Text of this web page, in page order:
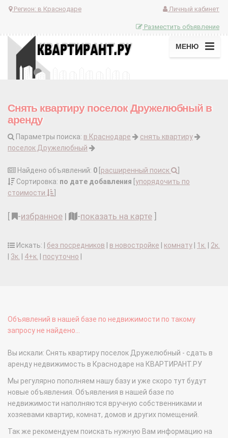
Регион: в Краснодаре Личный кабинет
Разместить объявление
МЕНЮ
Снять квартиру поселок Дружелюбный в
аренду
Параметры поиска: в Краснодаре
снять квартиру
поселок Дружелюбный
Найдено объявлений: 0 расширенный поиск
Сортировка: по дате добавления упорядочить по
стоимости
-избранное | -показать на карте
Искать: | без посредников в новостройке комнату 1к.
2к.
3к. 4+к. посуточно
Объявлений в нашей базе по недвижимости по такому
запросу не найдено...
Вы искали: Снять квартиру поселок Дружелюбный - сдать в
аренду недвижимость в Краснодаре на КВАРТИРАНТ.РУ
Мы регулярно пополняем нашу базу и уже скоро тут будут
новые объявления. Объявления в нашей базе по
недвижимости наполняются вручную собственниками и
хозяевами квартир, комнат, домов и других помещений.
Так же рекомендуем поискать нужную Вам информацию на